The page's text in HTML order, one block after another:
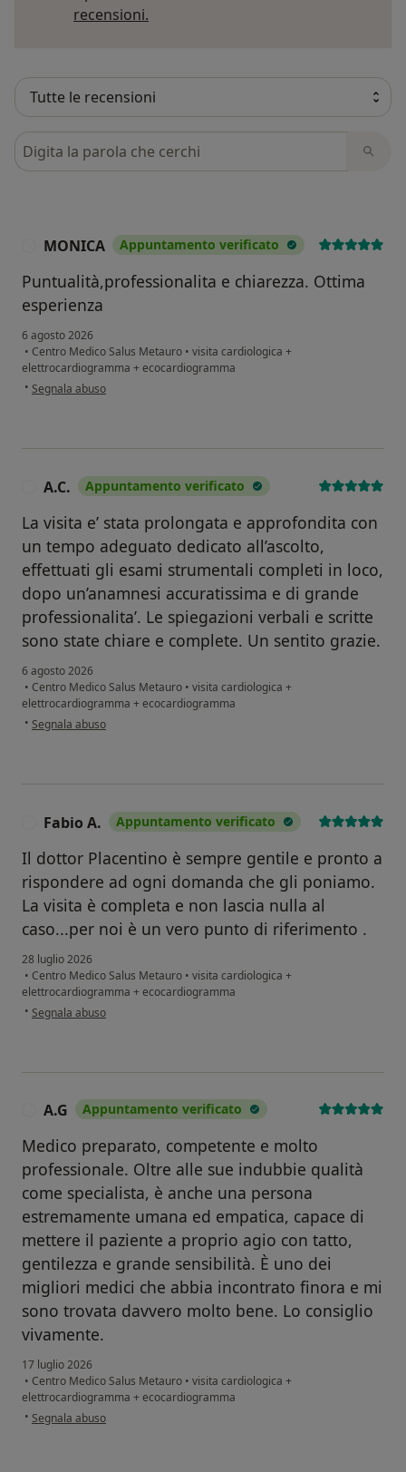
recensioni.
Cerca nelle recensioni
MONICA Appuntamento verificato
Puntualità,professionalita e chiarezza. Ottima
esperienza
6 agosto 2026
• Centro Medico Salus Metauro • visita cardiologica +
elettrocardiogramma + ecocardiogramma
• secondo l'opinione dell'utente MONICA
Segnala abuso
A.C. Appuntamento verificato
La visita e’ stata prolongata e approfondita con
un tempo adeguato dedicato all’ascolto,
effettuati gli esami strumentali completi in loco,
dopo un’anamnesi accuratissima e di grande
professionalita’. Le spiegazioni verbali e scritte
sono state chiare e complete. Un sentito grazie.
6 agosto 2026
• Centro Medico Salus Metauro • visita cardiologica +
elettrocardiogramma + ecocardiogramma
• secondo l'opinione dell'utente A.C.
Segnala abuso
Fabio A. Appuntamento verificato
Il dottor Placentino è sempre gentile e pronto a
rispondere ad ogni domanda che gli poniamo.
La visita è completa e non lascia nulla al
caso...per noi è un vero punto di riferimento .
28 luglio 2026
• Centro Medico Salus Metauro • visita cardiologica +
elettrocardiogramma + ecocardiogramma
• secondo l'opinione dell'utente Fabio A.
Segnala abuso
A.G Appuntamento verificato
Medico preparato, competente e molto
professionale. Oltre alle sue indubbie qualità
come specialista, è anche una persona
estremamente umana ed empatica, capace di
mettere il paziente a proprio agio con tatto,
gentilezza e grande sensibilità. È uno dei
migliori medici che abbia incontrato finora e mi
sono trovata davvero molto bene. Lo consiglio
vivamente.
17 luglio 2026
• Centro Medico Salus Metauro • visita cardiologica +
elettrocardiogramma + ecocardiogramma
• secondo l'opinione dell'utente A.G
Segnala abuso